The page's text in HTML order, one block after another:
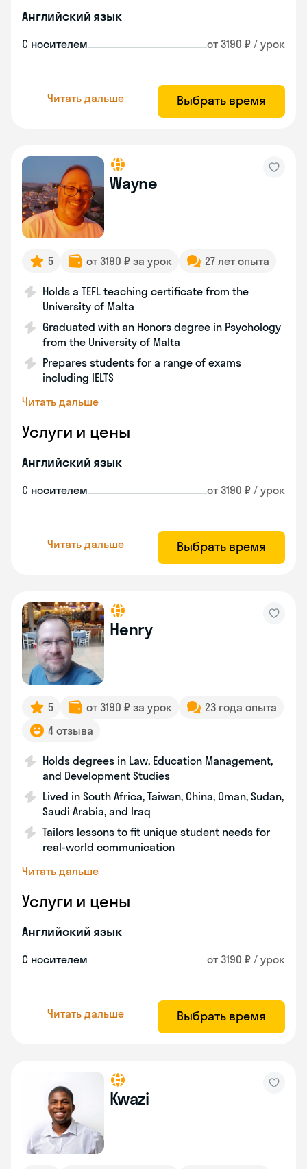
Английский язык
С носителем от 3190 ₽ / урок
Читать дальше Выбрать время
Wayne
5 от 3190 ₽ за урок 27 лет опыта
Holds a TEFL teaching certificate from the
University of Malta
Graduated with an Honors degree in Psychology
from the University of Malta
Prepares students for a range of exams
including IELTS
Читать дальше
Услуги и цены
Английский язык
С носителем от 3190 ₽ / урок
Читать дальше Выбрать время
Henry
5 от 3190 ₽ за урок
23 года опыта
4 отзыва
Holds degrees in Law, Education Management,
and Development Studies
Lived in South Africa, Taiwan, China, Oman, Sudan,
Saudi Arabia, and Iraq
Tailors lessons to fit unique student needs for
real-world communication
Читать дальше
Услуги и цены
Английский язык
С носителем от 3190 ₽ / урок
Читать дальше Выбрать время
Kwazi